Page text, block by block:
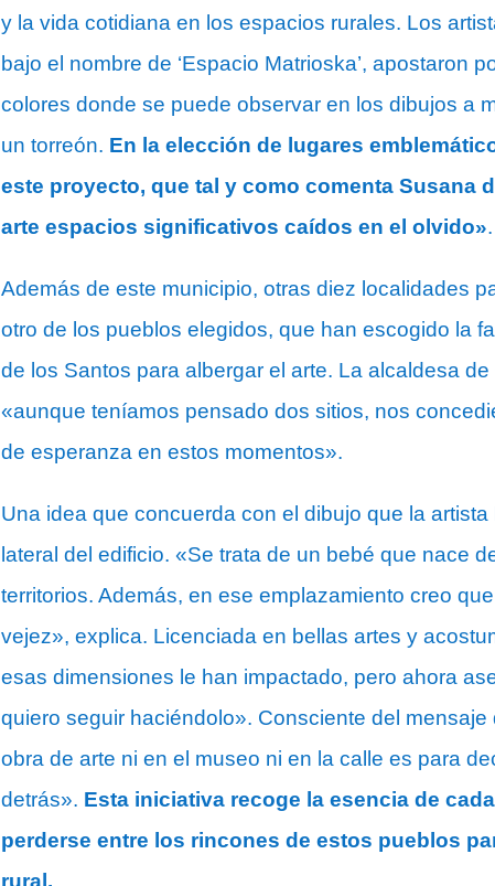
y la vida cotidiana en los espacios rurales. Los
bajo el nombre de ‘Espacio Matrioska’, apostaron
colores donde se puede observar en los dibujos a
un torreón. En la elección de lugares
este proyecto, que tal y como comenta Susana
arte espacios significativos caídos en el olvido».
Además de este municipio, otras diez localidades
otro de los pueblos elegidos, que han escogido la
de los Santos para albergar el arte. La alcaldesa
«aunque teníamos pensado dos sitios, nos
de esperanza en estos momentos».
Una idea que concuerda con el dibujo que la
lateral del edificio. «Se trata de un bebé que nace
territorios. Además, en ese emplazamiento creo
vejez», explica. Licenciada en bellas artes y
esas dimensiones le han impactado, pero ahora
quiero seguir haciéndolo». Consciente del
obra de arte ni en el museo ni en la calle es para
detrás». Esta iniciativa recoge la esencia de
perderse entre los rincones de estos pueblos
rural.